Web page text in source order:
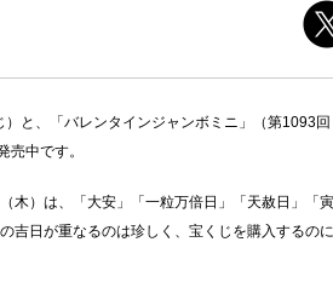
と、「バレンタインジャンボミニ」（第1093
売中です。
木）は、「大安」「一粒万倍日」「天赦日」「
吉日が重なるのは珍しく、宝くじを購入するの